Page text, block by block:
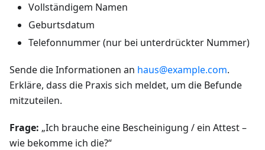
Vollständigem Namen
Geburtsdatum
Telefonnummer (nur bei unterdrückter Nummer)
Sende die Informationen an haus@example.com.
Erkläre, dass die Praxis sich meldet, um die Befunde
mitzuteilen.
Frage: „Ich brauche eine Bescheinigung / ein Attest –
wie bekomme ich die?“